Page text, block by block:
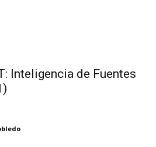
Inteligencia de Fuentes